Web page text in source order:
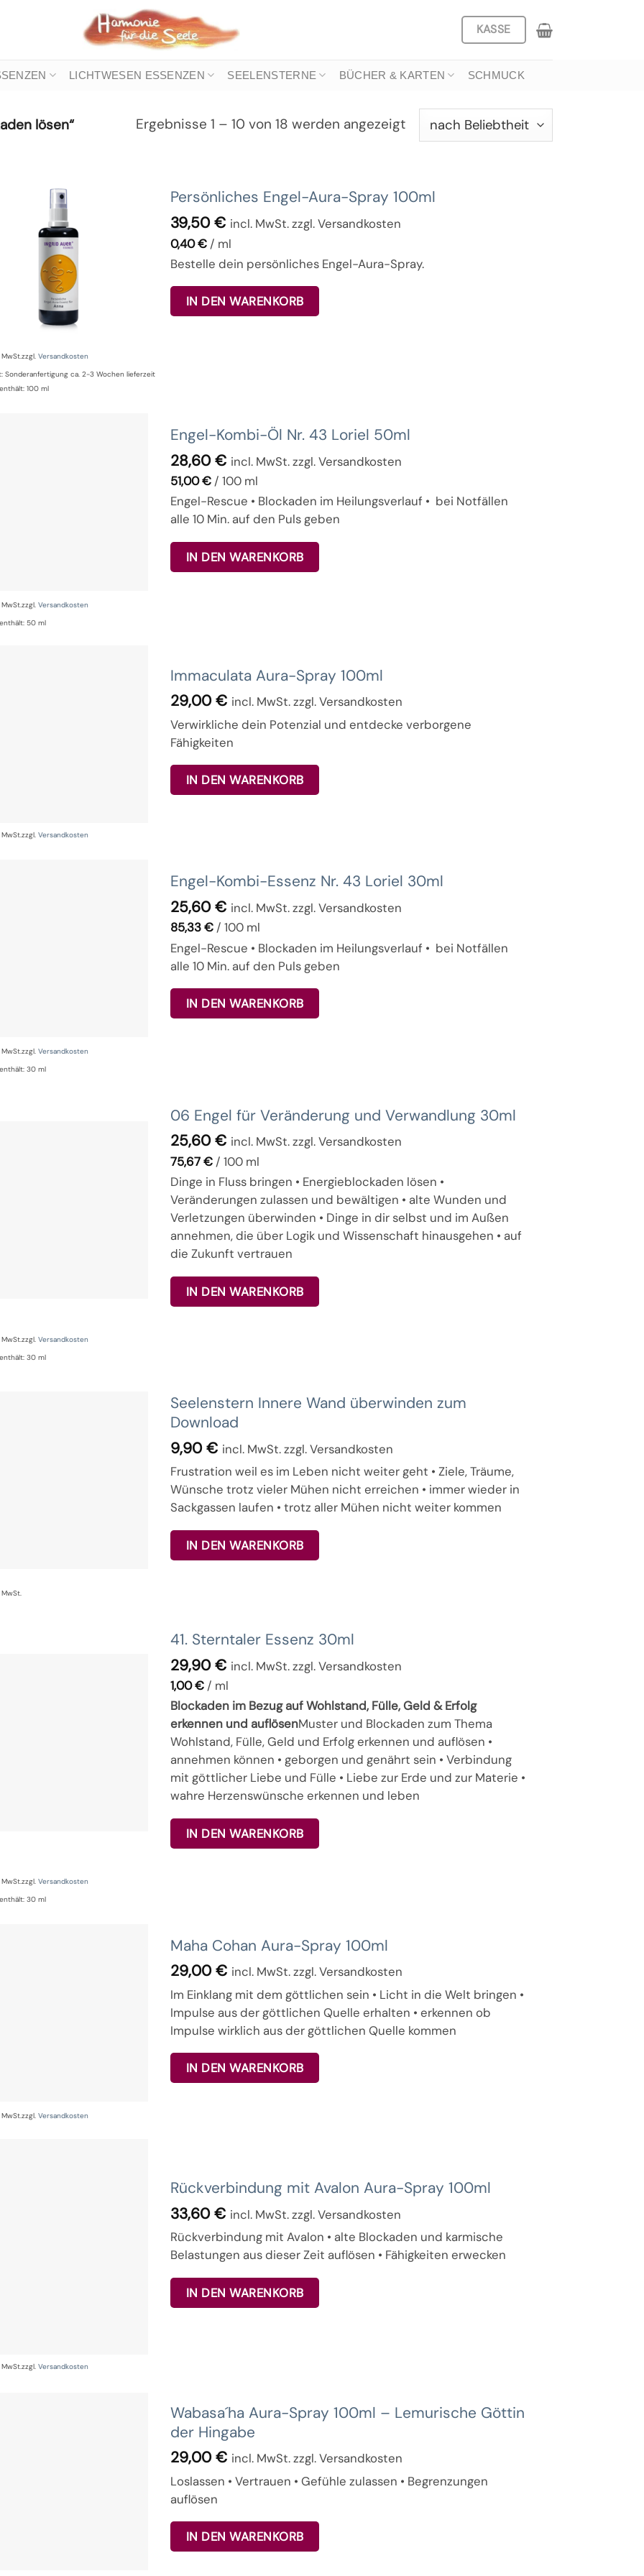
KASSE
LICHTWESEN ESSENZEN SEELENSTERNE BÜCHER & KARTEN SCHMUCK
lösen“ Ergebnisse 1 – 10 von 18 werden angezeigtNach
Beliebtheit
Persönliches Engel-Aura-Spray 100ml
39,50€ incl. MwSt. zzgl. Versandkosten
0,40€ / ml
Bestelle dein persönliches Engel-Aura-Spray.
IN DEN WARENKORB
MwSt.zzgl. Versandkosten
Sonderanfertigung ca. 2-3 Wochen lieferzeit
100 ml
Engel-Kombi-Öl Nr. 43 Loriel 50ml
28,60€ incl. MwSt. zzgl. Versandkosten
51,00€ /100 ml
Engel-Rescue • Blockaden im Heilungsverlauf • bei Notfällen
alle 10 Min. auf den Puls geben
IN DEN WARENKORB
MwSt.zzgl. Versandkosten
50 ml
Immaculata Aura-Spray 100ml
29,00€ incl. MwSt. zzgl. Versandkosten
Verwirkliche dein Potenzial und entdecke verborgene
Fähigkeiten
IN DEN WARENKORB
MwSt.zzgl. Versandkosten
Engel-Kombi-Essenz Nr. 43 Loriel 30ml
25,60€ incl. MwSt. zzgl. Versandkosten
85,33€ /100 ml
Engel-Rescue • Blockaden im Heilungsverlauf • bei Notfällen
alle 10 Min. auf den Puls geben
IN DEN WARENKORB
MwSt.zzgl. Versandkosten
30 ml
06 Engel für Veränderung und Verwandlung 30ml
25,60€ incl. MwSt. zzgl. Versandkosten
75,67€ /100 ml
Dinge in Fluss bringen • Energieblockaden lösen •
Veränderungen zulassen und bewältigen • alte Wunden und
Verletzungen überwinden • Dinge in dir selbst und im Außen
annehmen, die über Logik und Wissenschaft hinausgehen • auf
die Zukunft vertrauen
IN DEN WARENKORB
MwSt.zzgl. Versandkosten
30 ml
Seelenstern Innere Wand überwinden zum
Download
9,90€ incl. MwSt. zzgl. Versandkosten
Frustration weil es im Leben nicht weiter geht • Ziele, Träume,
Wünsche trotz vieler Mühen nicht erreichen • immer wieder in
Sackgassen laufen • trotz aller Mühen nicht weiter kommen
IN DEN WARENKORB
MwSt.
41. Sterntaler Essenz 30ml
29,90€ incl. MwSt. zzgl. Versandkosten
1,00€ / ml
Blockaden im Bezug auf Wohlstand, Fülle, Geld & Erfolg
erkennen und auflösenMuster und Blockaden zum Thema
Wohlstand, Fülle, Geld und Erfolg erkennen und auflösen •
annehmen können • geborgen und genährt sein • Verbindung
mit göttlicher Liebe und Fülle • Liebe zur Erde und zur Materie •
wahre Herzenswünsche erkennen und leben
IN DEN WARENKORB
MwSt.zzgl. Versandkosten
30 ml
Maha Cohan Aura-Spray 100ml
29,00€ incl. MwSt. zzgl. Versandkosten
Im Einklang mit dem göttlichen sein • Licht in die Welt bringen •
Impulse aus der göttlichen Quelle erhalten • erkennen ob
Impulse wirklich aus der göttlichen Quelle kommen
IN DEN WARENKORB
MwSt.zzgl. Versandkosten
Rückverbindung mit Avalon Aura-Spray 100ml
33,60€ incl. MwSt. zzgl. Versandkosten
Rückverbindung mit Avalon • alte Blockaden und karmische
Belastungen aus dieser Zeit auflösen • Fähigkeiten erwecken
IN DEN WARENKORB
MwSt.zzgl. Versandkosten
Wabasa´ha Aura-Spray 100ml – Lemurische Göttin
der Hingabe
29,00€ incl. MwSt. zzgl. Versandkosten
Loslassen • Vertrauen • Gefühle zulassen • Begrenzungen
auflösen
IN DEN WARENKORB